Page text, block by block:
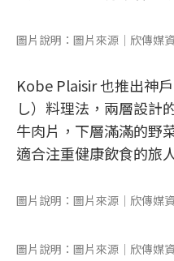
圖片說明：圖片來源│欣傳媒
Kobe Plaisir 也推出神
し）料理法，兩層設計
牛肉片，下層滿滿的野
適合注重健康飲食的旅
圖片說明：圖片來源│欣傳媒
圖片說明：圖片來源│欣傳媒